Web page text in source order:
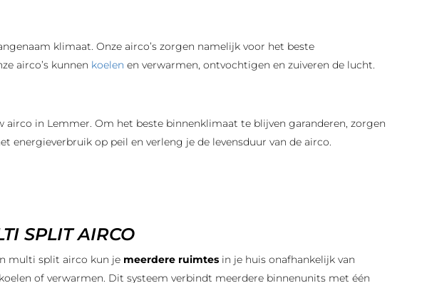
klimaat. Onze airco’s zorgen namelijk voor het beste
airco’s kunnen koelen en verwarmen, ontvochtigen en zuiveren de lucht.
in Lemmer. Om het beste binnenklimaat te blijven garanderen, zorgen
energieverbruik op peil en verleng je de levensduur van de airco.
SPLIT AIRCO
multi split airco kun je meerdere ruimtes in je huis onafhankelijk van
of verwarmen. Dit systeem verbindt meerdere binnenunits met één